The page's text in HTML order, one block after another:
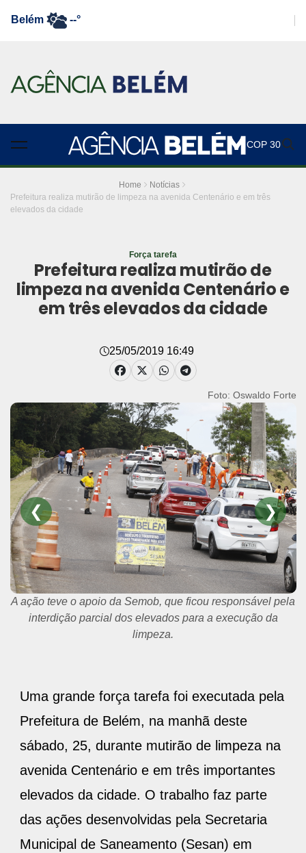
Belém --°
COP 30
Home
Notícias
Prefeitura realiza mutirão de limpeza na avenida Centenário e em três
elevados da cidade
Força tarefa
Prefeitura realiza mutirão de
limpeza na avenida Centenário e
em três elevados da cidade
25/05/2019 16:49
Foto: Oswaldo Forte
❮ ❯
A ação teve o apoio da Semob, que ficou responsável pela
interdição parcial dos elevados para a execução da
limpeza.
Uma grande força tarefa foi executada pela
Prefeitura de Belém, na manhã deste
sábado, 25, durante mutirão de limpeza na
avenida Centenário e em três importantes
elevados da cidade. O trabalho faz parte
das ações desenvolvidas pela Secretaria
Municipal de Saneamento (Sesan) em